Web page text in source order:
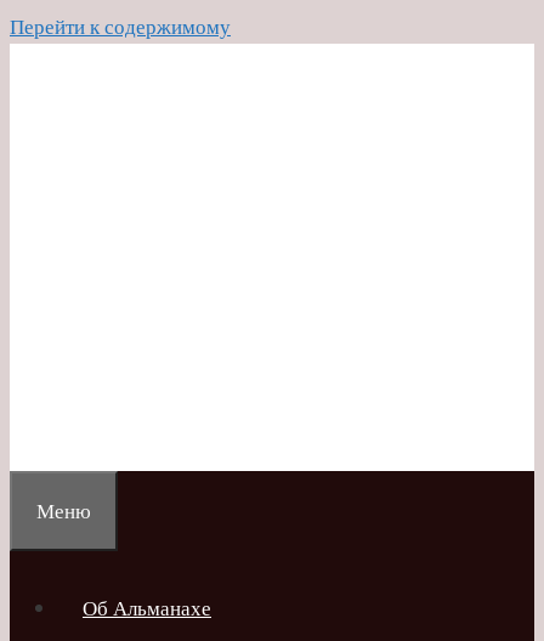
Перейти к содержимому
Меню
Об Альманахе